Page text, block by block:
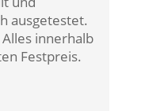
ausgetestet.
innerhalb
Festpreis.